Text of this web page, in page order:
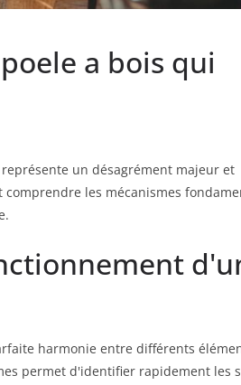
a bois qui
un désagrément majeur et
les mécanismes
harmonie entre différents
permet d'identifier rapidement les